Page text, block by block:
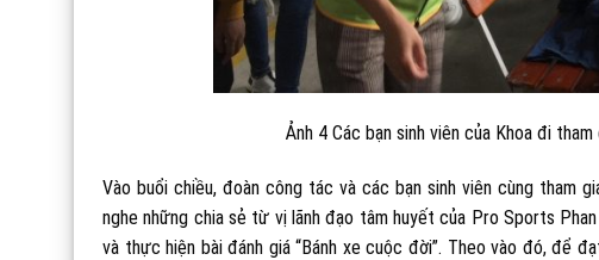
Ảnh 4 Các bạn sinh viên của Khoa đi
Vào buổi chiều, đoàn công tác và các bạn sinh viên cùng tham
nghe những chia sẻ từ vị lãnh đạo tâm huyết của Pro Sports
và thực hiện bài đánh giá “Bánh xe cuộc đời”. Theo vào đó, để